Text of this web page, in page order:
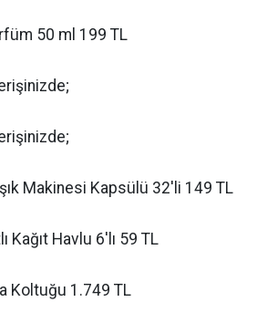
50 ml 199 TL
Makinesi Kapsülü 32'li 149 TL
Kağıt Havlu 6'lı 59 TL
Koltuğu 1.749 TL